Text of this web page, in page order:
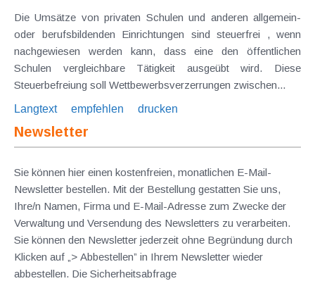
Die Umsätze von privaten Schulen und anderen allgemein-
oder berufsbildenden Einrichtungen sind steuerfrei , wenn
nachgewiesen werden kann, dass eine den öffentlichen
Schulen vergleichbare Tätigkeit ausgeübt wird. Diese
Steuerbefreiung soll Wettbewerbsverzerrungen zwischen...
Langtext
empfehlen drucken
Newsletter
Sie können hier einen kostenfreien, monatlichen E-Mail-
Newsletter bestellen. Mit der Bestellung gestatten Sie uns,
Ihre/n Namen, Firma und E-Mail-Adresse zum Zwecke der
Verwaltung und Versendung des Newsletters zu verarbeiten.
Sie können den Newsletter jederzeit ohne Begründung durch
Klicken auf „> Abbestellen” in Ihrem Newsletter wieder
abbestellen. Die Sicherheitsabfrage